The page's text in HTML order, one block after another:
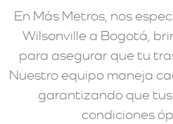
En Más Metros, nos
Wilsonville a Bogotá,
para asegurar que tu
Nuestro equipo maneja
garantizando que
condiciones